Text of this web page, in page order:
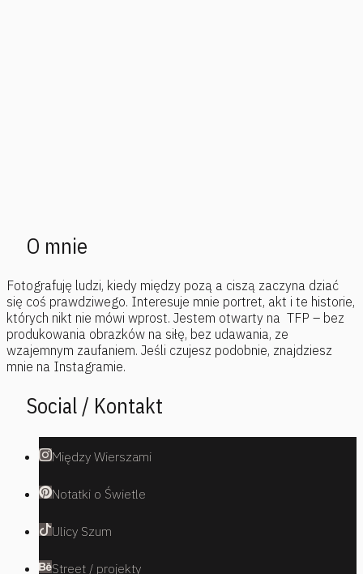
O mnie
Fotografuję ludzi, kiedy między pozą a ciszą zaczyna dziać
się coś prawdziwego. Interesuje mnie portret, akt i te historie,
których nikt nie mówi wprost. Jestem otwarty na TFP – bez
produkowania obrazków na siłę, bez udawania, ze
wzajemnym zaufaniem. Jeśli czujesz podobnie, znajdziesz
mnie na Instagramie.
Social / Kontakt
Między Wierszami
Notatki o Świetle
Ulicy Szum
Street / projekty